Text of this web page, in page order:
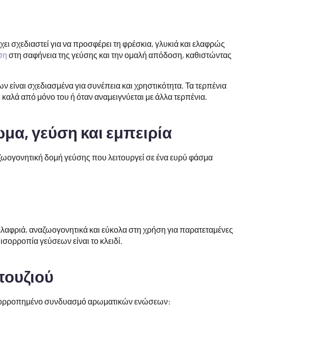
σχεδιαστεί για να προσφέρει τη φρέσκια, γλυκιά και ελαφρώς
στη σαφήνεια της γεύσης και την ομαλή απόδοση, καθιστώντας
σχεδιασμένα για συνέπεια και χρηστικότητα. Τα τερπένια
από μόνο του ή όταν αναμειγνύεται με άλλα τερπένια.
γεύση και εμπειρία
δομή γεύσης που λειτουργεί σε ένα ευρύ φάσμα
αναζωογονητικά και εύκολα στη χρήση για παρατεταμένες
γεύσεων είναι το κλειδί.
συνδυασμό αρωματικών ενώσεων: